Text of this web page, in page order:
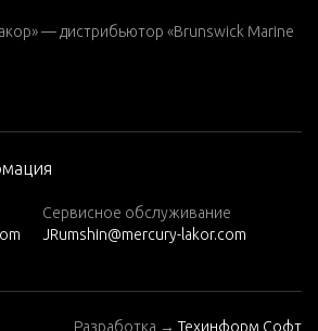
W15
(M)
W25
(ML)
— дистрибьютор «Brunswick Marine
Сервисное обслуживание
JRumshin@mercury-lakor.com
Разработка → Техинформ Софт